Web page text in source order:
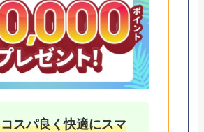
コスパ良く快適にスマ